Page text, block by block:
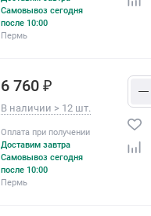
Самовывоз сегодня
после 10:00
Пермь
6 760 ₽
В наличии > 12 шт.
Оплата при получении
Доставим завтра
Самовывоз сегодня
после 10:00
Пермь